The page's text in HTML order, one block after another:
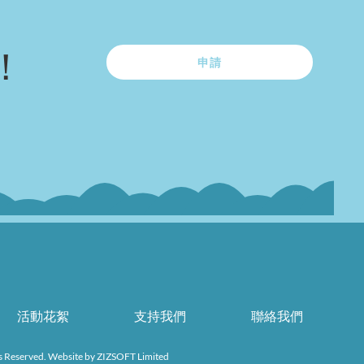
申請
活動花絮 支持我們 聯絡我們
Website byZIZSOFT Limited